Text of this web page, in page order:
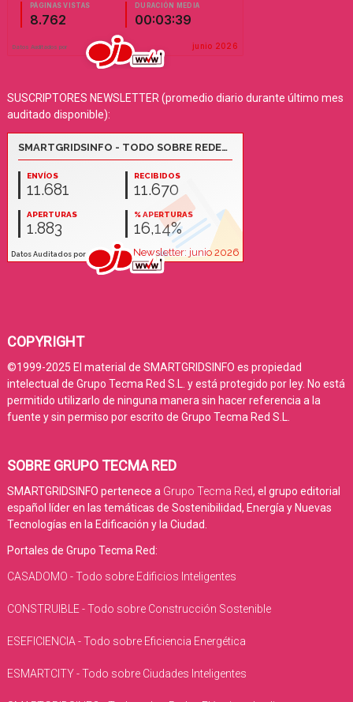
SUSCRIPTORES NEWSLETTER (promedio diario durante último mes
auditado disponible):
COPYRIGHT
©1999-2025 El material de SMARTGRIDSINFO es propiedad
intelectual de Grupo Tecma Red S.L. y está protegido por ley. No está
permitido utilizarlo de ninguna manera sin hacer referencia a la
fuente y sin permiso por escrito de Grupo Tecma Red S.L.
SOBRE GRUPO TECMA RED
SMARTGRIDSINFO pertenece a Grupo Tecma Red, el grupo editorial
español líder en las temáticas de Sostenibilidad, Energía y Nuevas
Tecnologías en la Edificación y la Ciudad.
Portales de Grupo Tecma Red:
CASADOMO - Todo sobre Edificios Inteligentes
CONSTRUIBLE - Todo sobre Construcción Sostenible
ESEFICIENCIA - Todo sobre Eficiencia Energética
ESMARTCITY - Todo sobre Ciudades Inteligentes